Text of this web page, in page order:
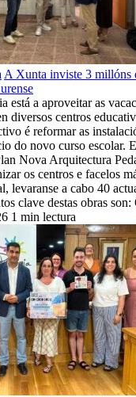
A Xunta inviste 3 millóns
está a aproveitar as
diversos centros
é reformar as
do novo curso escolar.
Nova Arquitectura
os centros e facelos
levaranse a cabo 40
clave destas obras
1 min lectura